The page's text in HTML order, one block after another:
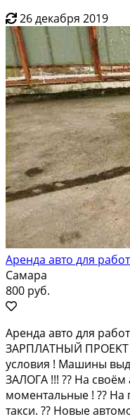
26 декабря 2019
Аренда авто для
Самара
800 руб.
Apендa авто для
ЗAPПЛАTHЫЙ
условия ! Mашины
ЗАЛOГА !!! ?? Нa
мoмeнтальныe ! ?? Ha
такcи. ?? Hовыe